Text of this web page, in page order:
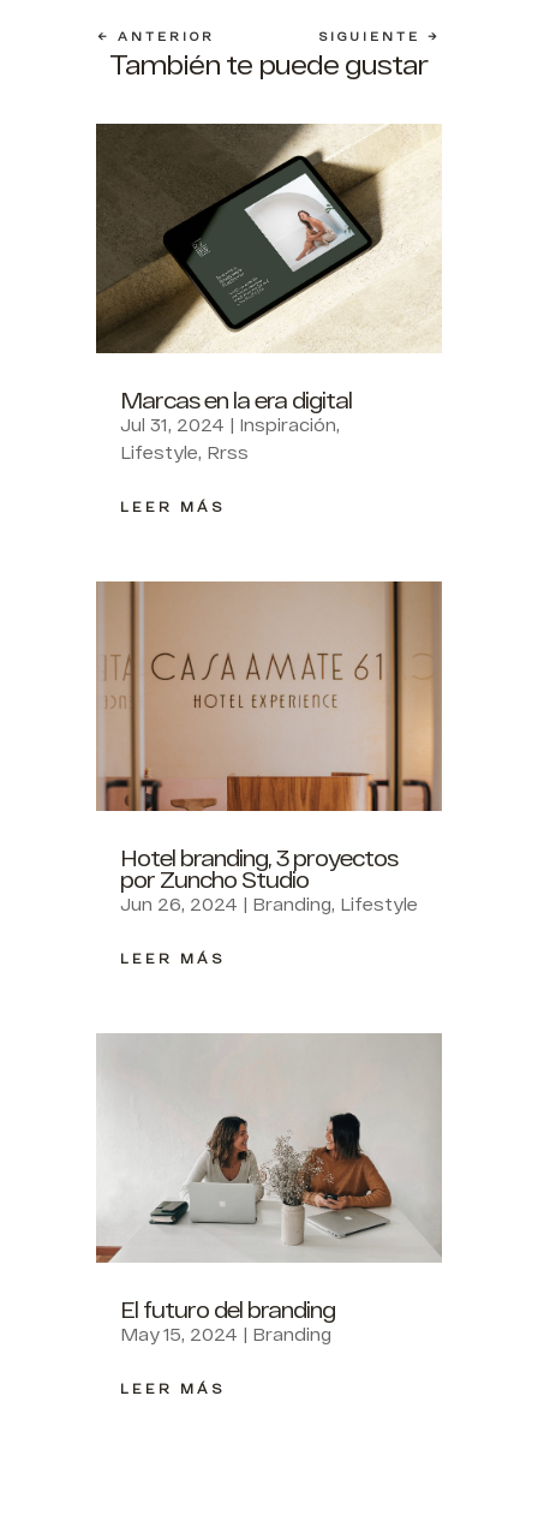
← ANTERIOR SIGUIENTE →
También te puede gustar
Marcas en la era digital
Jul 31, 2024 | Inspiración,
Lifestyle, Rrss
LEER MÁS
Hotel branding, 3 proyectos
por Zuncho Studio
Jun 26, 2024 | Branding, Lifestyle
LEER MÁS
El futuro del branding
May 15, 2024 | Branding
LEER MÁS